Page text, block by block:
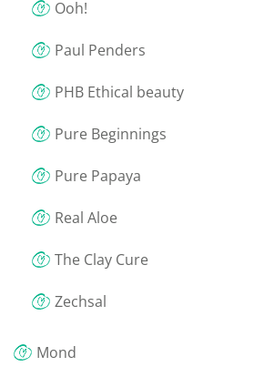
Ooh!
Paul Penders
PHB Ethical beauty
Pure Beginnings
Pure Papaya
Real Aloe
The Clay Cure
Zechsal
Mond